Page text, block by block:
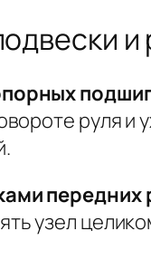
руля
передних
узел